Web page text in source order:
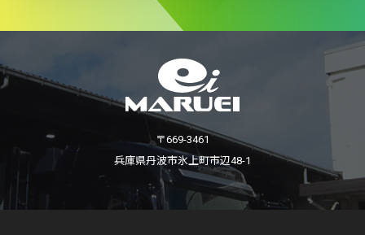
〒669-3461
兵庫県丹波市氷上町市辺48-1